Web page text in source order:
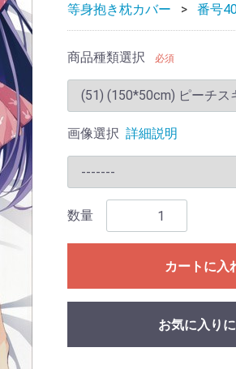
等身抱き枕カバー
番号
商品種類選択 必須
画像選択 詳細説明
数量
カートに入
お気に入り